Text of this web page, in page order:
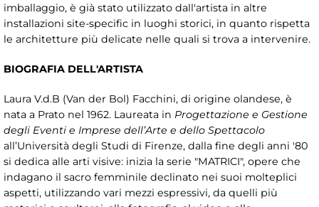
imballaggio, è già stato utilizzato dall'artista in altre
installazioni site-specific in luoghi storici, in quanto rispetta
le architetture più delicate nelle quali si trova a intervenire.
BIOGRAFIA DELL'ARTISTA
Laura V.d.B (Van der Bol) Facchini, di origine olandese, è
nata a Prato nel 1962. Laureata in Progettazione e Gestione
degli Eventi e Imprese dell’Arte e dello Spettacolo
all’Università degli Studi di Firenze, dalla fine degli anni '80
si dedica alle arti visive: inizia la serie "MATRICI", opere che
indagano il sacro femminile declinato nei suoi molteplici
aspetti, utilizzando vari mezzi espressivi, da quelli più